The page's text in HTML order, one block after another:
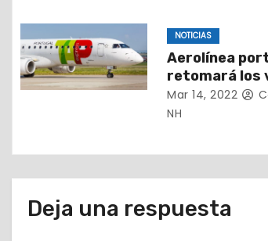
e
e
n
r
d
NOTICIAS
Aerolínea
retomará los
Venezuela
Mar 14, 2022
NH
Deja una respuesta